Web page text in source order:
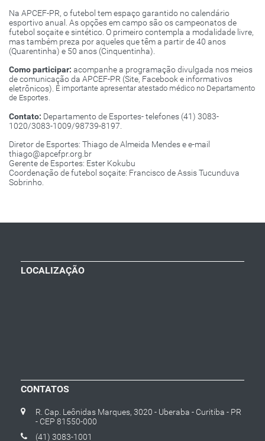
Na APCEF-PR, o futebol tem espaço garantido no calendário
esportivo anual. As opções em campo são os campeonatos de
futebol soçaite e sintético. O primeiro contempla a modalidade livre,
mas também preza por aqueles que têm a partir de 40 anos
(Quarentinha) e 50 anos (Cinquentinha).
Como participar: acompanhe a programação divulgada nos meios
de comunicação da APCEF-PR (Site, Facebook e informativos
eletrônicos). É importante apresentar atestado médico no Departamento
de Esportes.
Contato: Departamento de Esportes- telefones (41) 3083-
1020/3083-1009/98739-8197.
Diretor de Esportes: Thiago de Almeida Mendes e e-mail
thiago@apcefpr.org.br
Gerente de Esportes: Ester Kokubu
Coordenação de futebol soçaite: Francisco de Assis Tucunduva
Sobrinho.
LOCALIZAÇÃO
CONTATOS
R. Cap. Leônidas Marques, 3020 - Uberaba - Curitiba - PR
- CEP 81550-000
(41) 3083-1001